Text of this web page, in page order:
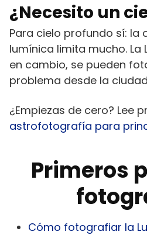
¿Necesito un
Para cielo profundo sí: la
lumínica limita mucho. La
en cambio, se pueden
problema desde la
¿Empiezas de cero? Lee
astrofotografía para
Primeros
Cómo fotografiar la